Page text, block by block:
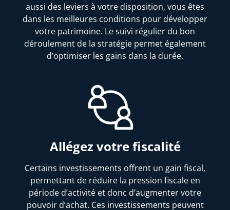
aussi des leviers à votre disposition, vous êtes
dans les meilleures conditions pour développer
votre patrimoine. Le suivi régulier du bon
déroulement de la stratégie permet également
d’optimiser les gains dans la durée.
Allégez votre fiscalité
Certains investissements offrent un gain fiscal,
permettant de réduire la pression fiscale en
période d’activité et donc d’augmenter votre
pouvoir d’achat. Ces investissements peuvent